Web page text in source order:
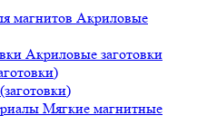
Акриловые
Акриловые заготовки
Мягкие магнитные